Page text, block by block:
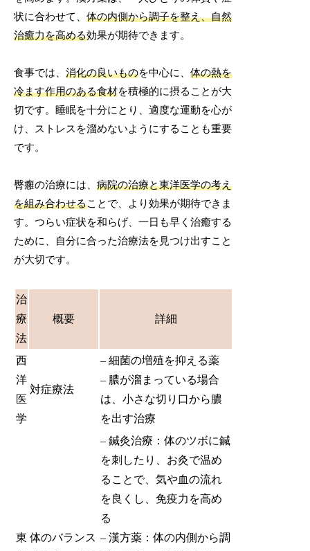
状に合わせて、体の内側から調子を整え、自然
治癒力を高める効果が期待できます。
食事では、消化の良いものを中心に、体の熱を
冷ます作用のある食材を積極的に摂ることが大
切です。睡眠を十分にとり、適度な運動を心が
け、ストレスを溜めないようにすることも重要
です。
臀癰の治療には、病院の治療と東洋医学の考え
を組み合わせることで、より効果が期待できま
す。つらい症状を和らげ、一日も早く治癒する
ために、自分に合った治療法を見つけ出すこと
が大切です。
治
療
法
概要 詳細
西
洋
医
学
対症療法
– 細菌の増殖を抑える薬
– 膿が溜まっている場合
は、小さな切り口から膿
を出す治療
東 体のバランス
– 鍼灸治療：体のツボに鍼
を刺したり、お灸で温め
ることで、気や血の流れ
を良くし、免疫力を高め
る
– 漢方薬：体の内側から調